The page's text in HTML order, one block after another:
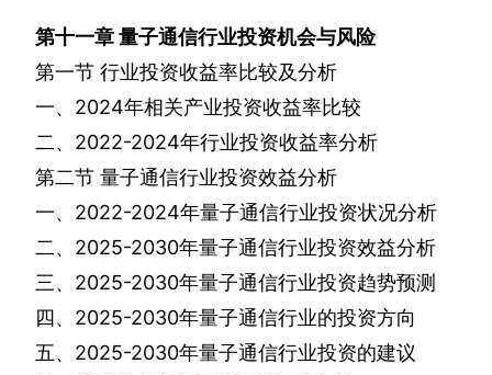
第十一章量子通信行业投资机会与风险
第一节 行业投资收益率比较及分析
一、 2024年相关产业投资收益率比较
二、 2022-2024年行业投资收益率分析
第二节 量子通信行业投资效益分析
一、 2022-2024年量子通信行业投资状况分析
二、 2025-2030年量子通信行业投资效益分析
三、 2025-2030年量子通信行业投资趋势预测
四、 2025-2030年量子通信行业的投资方向
五、 2025-2030年量子通信行业投资的建议